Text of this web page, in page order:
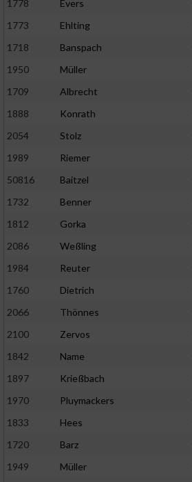
1778 Evers
1773
Ehlting
1718
Banspach
1950
Müller
1709
Albrecht
1888
Konrath
2054
Stolz
1989
Riemer
50816
Baitzel
1732
Benner
1812
Gorka
2086
Weßling
1984
Reuter
1760
Dietrich
2066
Thönnes
2100
Zervos
1842
Name
1897
Krießbach
1970
Pluymackers
1833
Hees
1720
Barz
1949
Müller